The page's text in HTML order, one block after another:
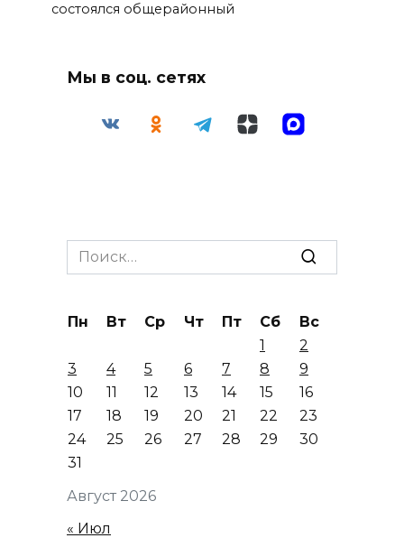
состоялся общерайонный
Мы в соц. сетях
Search
for:
Август 2026
Пн Вт Ср Чт Пт Сб
Вс
1
2
3
4 5 6 7 8
9
10
11 12 13 14 15
16
17
18 19 20 21 22
23
24
25 26 27 28 29
30
31
« Июл